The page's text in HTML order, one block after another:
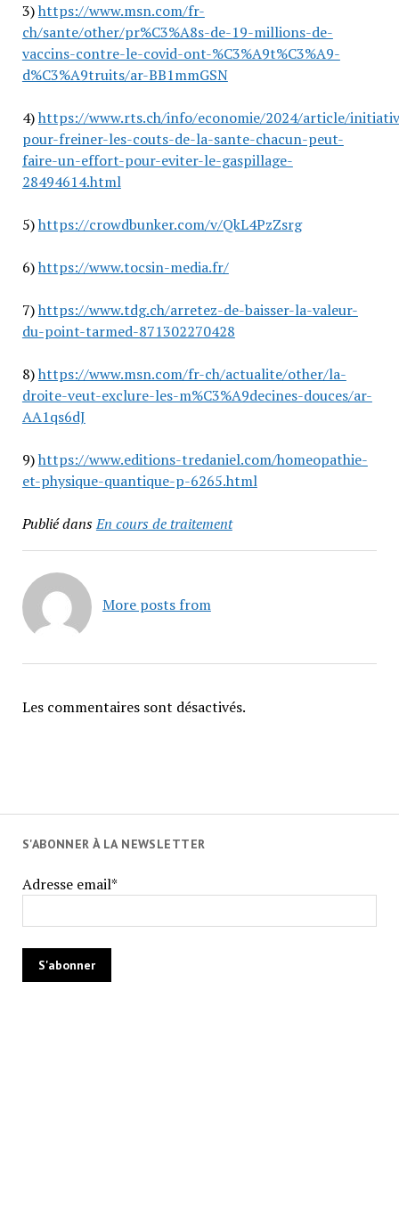
3)https://www.msn.com/fr-
ch/sante/other/pr%C3%A8s-de-19-millions-de-
vaccins-contre-le-covid-ont-%C3%A9t%C3%A9-
d%C3%A9truits/ar-BB1mmGSN
4)https://www.rts.ch/info/economie/2024/article/
pour-freiner-les-couts-de-la-sante-chacun-peut-
faire-un-effort-pour-eviter-le-gaspillage-
28494614.html
5)https://crowdbunker.com/v/QkL4PzZsrg
6)https://www.tocsin-media.fr/
7)https://www.tdg.ch/arretez-de-baisser-la-valeur-
du-point-tarmed-871302270428
8)https://www.msn.com/fr-ch/actualite/other/la-
droite-veut-exclure-les-m%C3%A9decines-douces/ar-
AA1qs6dJ
9)https://www.editions-tredaniel.com/homeopathie-
et-physique-quantique-p-6265.html
Publié dansEn cours de traitement
More posts from
Les commentaires sont désactivés.
S'ABONNER À LA NEWSLETTER
Adresse email*